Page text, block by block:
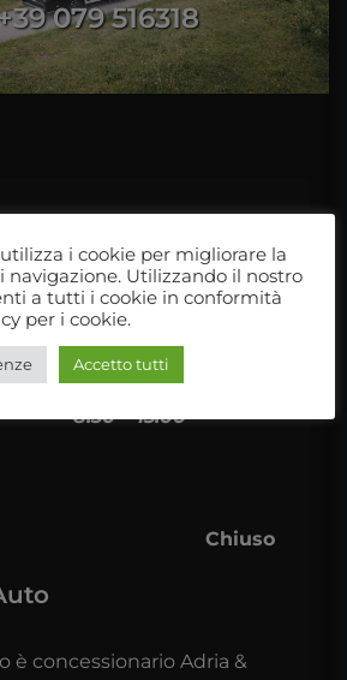
079 516318
8:30 – 13:00
8:30 – 13:00
Chiuso
è concessionario Adria &
i cookie per migliorare la
navigazione. Utilizzando il nostro
a tutti i cookie in conformità
per i cookie.
Accetto tutti